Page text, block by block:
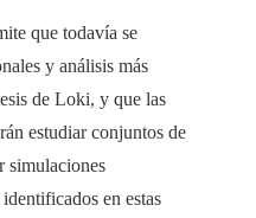
que todavía se
y análisis más
de Loki, y que las
estudiar conjuntos de
simulaciones
en estas